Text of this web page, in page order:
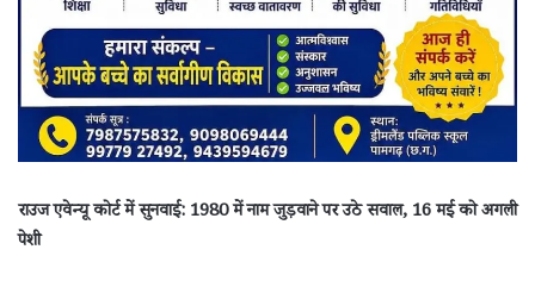
राउज एवेन्यू कोर्ट में सुनवाई: 1980 में नाम जुड़वाने पर उठे सवाल, 16 मई को अगली
पेशी